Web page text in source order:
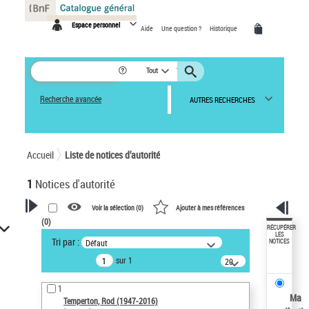
Espace personnel Aide Une question ? Historique
Tout
Recherche avancée AUTRES RECHERCHES
Accueil Liste de notices d’autorité
1 Notices d'autorité
VOTRE RECHERCHE
Recherche avancée dans les
notices d’autorité
Œuvres liées à l'auteur :
Temperton, Rod (1947-2016)
Voir la sélection (0) Ajouter à mes références
(0)
Tri par : Défaut
sur 1
20
résultats/page
1
Temperton, Rod (1947-2016)
RÉCUPÉRER
LES
NOTICES
Ma
Panneau de gestion des cookies